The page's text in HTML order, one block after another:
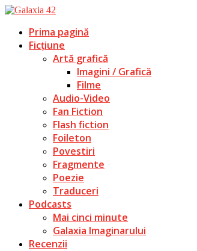
Prima pagină
Ficțiune
Artă grafică
Imagini / Grafică
Filme
Audio-Video
Fan Fiction
Flash fiction
Foileton
Povestiri
Fragmente
Poezie
Traduceri
Podcasts
Mai cinci minute
Galaxia Imaginarului
Recenzii